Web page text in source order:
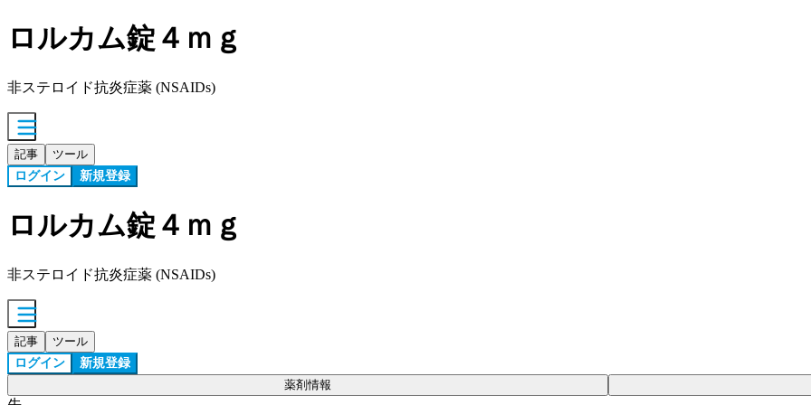
ロルカム錠４ｍｇ
非ステロイド抗炎症薬 (NSAIDs)
記事 ツール
ログイン 新規登録
ロルカム錠４ｍｇ
非ステロイド抗炎症薬 (NSAIDs)
記事 ツール
ログイン 新規登録
薬剤情報